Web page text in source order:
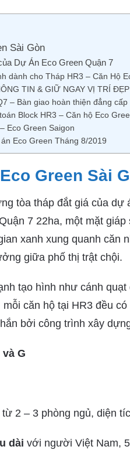
Sài Gòn
Dự Án Eco Green Quận 7
dành cho Tháp HR3 – Căn Hộ
TIN & GIỮ NGAY VỊ TRÍ ĐẸP
– Bàn giao hoàn thiện đẳng cấp
Block HR3 – Căn hộ Eco
Eco Green Saigon
Eco Green Tháng 8/2019
Green Sài
tòa tháp đắt giá của
7 22ha, một mặt
xanh xung quanh căn
giữa phố thị trật chội.
tạo hình như cánh
căn hộ tại HR3 đều
bởi công trình xây
và G
2 – 3 phòng ngủ, diện
dài với người Việt Nam,